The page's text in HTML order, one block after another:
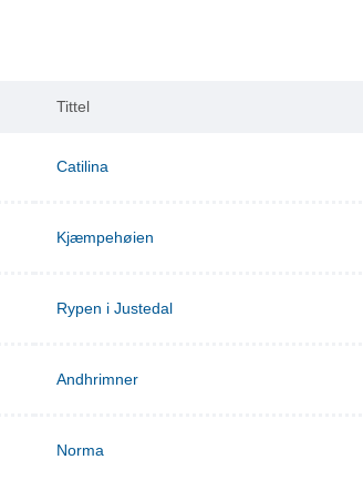
Tittel
Catilina
Kjæmpehøien
Rypen i Justedal
Andhrimner
Norma